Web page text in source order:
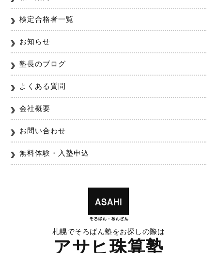
検定合格者一覧
お知らせ
塾長のブログ
よくある質問
会社概要
お問い合わせ
無料体験・入塾申込
札幌でそろばん塾をお探しの際は
アサヒ珠算塾